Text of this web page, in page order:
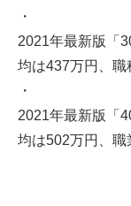
・
2021年最新版「
均は437万円、職
・
2021年最新版「
均は502万円、職